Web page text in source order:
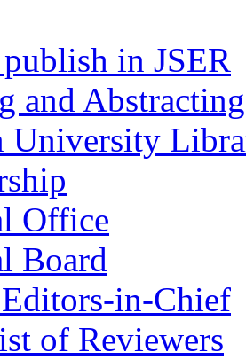
in JSER
and Abstracting
University
Office
Board
in-Chief
of Reviewers